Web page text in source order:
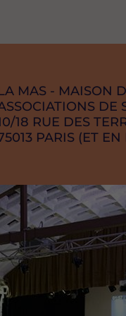
MAS - MAISON
DE
18 RUE DES
VILLE
PARIS (ET EN